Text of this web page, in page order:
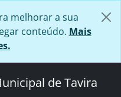
melhorar a sua
conteúdo. Mais
de Tavira